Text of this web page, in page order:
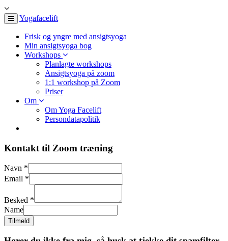
Yogafacelift
Frisk og yngre med ansigtsyoga
Min ansigtsyoga bog
Workshops
Planlagte workshops
Ansigtsyoga på zoom
1:1 workshop på Zoom
Priser
Om
Om Yoga Facelift
Persondatapolitik
Kontakt til Zoom træning
Navn *
Email *
Besked *
Name
Tilmeld